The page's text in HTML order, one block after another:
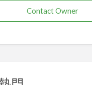
Contact Owner